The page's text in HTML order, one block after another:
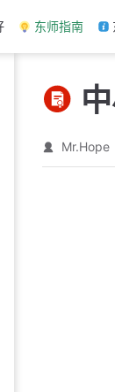
东师指南
Mr.Hope